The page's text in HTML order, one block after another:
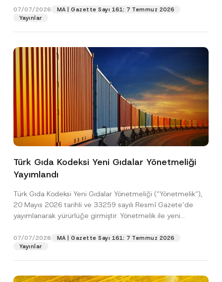
07/07/2026
MA | Gazette Sayı 161: 7 Temmuz 2026
Yayınlar
Türk Gıda Kodeksi Yeni Gıdalar Yönetmeliği
Yayımlandı
Türk Gıda Kodeksi Yeni Gıdalar Yönetmeliği (“Yönetmelik“),
20 Mayıs 2026 tarihli ve 33259 sayılı Resmî Gazete’de
yayımlanarak yürürlüğe girmiştir. Yönetmelik ile yeni
07/07/2026
MA | Gazette Sayı 161: 7 Temmuz 2026
Yayınlar
Pozisyon
E-Posta Adresi
Telefon Numarası
P
i
v
a
c
o
t
c
*
Bu iletişim formu aracılığıyla sağlanan kişisel
anladım.
A
p
o
v
*
Bu iletişim formunu göndererek,aydınlatma
metninde açıklanan şekilde kişisel verilerimin